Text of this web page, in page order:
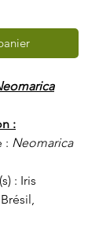
:
: Neomarica
: Iris